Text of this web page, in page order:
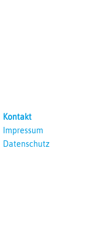
Kontakt
Impressum
Datenschutz